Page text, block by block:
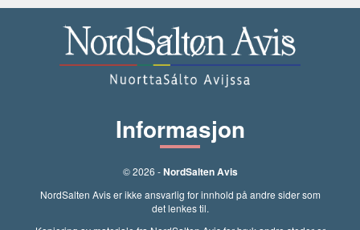
Informasjon
© 2026 -NordSalten Avis
NordSalten Avis er ikke ansvarlig for innhold på andre sider som
det lenkes til.